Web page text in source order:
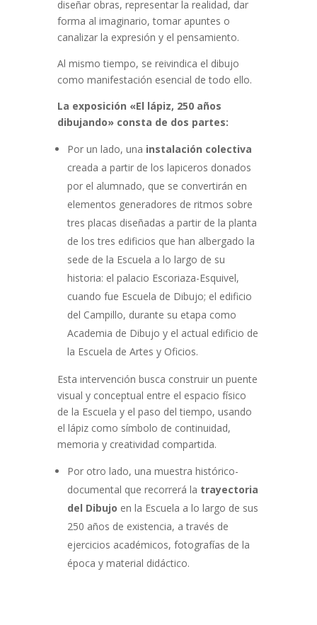
diseñar obras, representar la realidad, dar
forma al imaginario, tomar apuntes o
canalizar la expresión y el pensamiento.
Al mismo tiempo, se reivindica el dibujo
como manifestación esencial de todo ello.
La exposición «El lápiz, 250 años
dibujando» consta de dos partes:
Por un lado, una instalación colectiva
creada a partir de los lapiceros donados
por el alumnado, que se convertirán en
elementos generadores de ritmos sobre
tres placas diseñadas a partir de la planta
de los tres edificios que han albergado la
sede de la Escuela a lo largo de su
historia: el palacio Escoriaza-Esquivel,
cuando fue Escuela de Dibujo; el edificio
del Campillo, durante su etapa como
Academia de Dibujo y el actual edificio de
la Escuela de Artes y Oficios.
Esta intervención busca construir un puente
visual y conceptual entre el espacio físico
de la Escuela y el paso del tiempo, usando
el lápiz como símbolo de continuidad,
memoria y creatividad compartida.
Por otro lado, una muestra histórico-
documental que recorrerá la trayectoria
del Dibujo en la Escuela a lo largo de sus
250 años de existencia, a través de
ejercicios académicos, fotografías de la
época y material didáctico.